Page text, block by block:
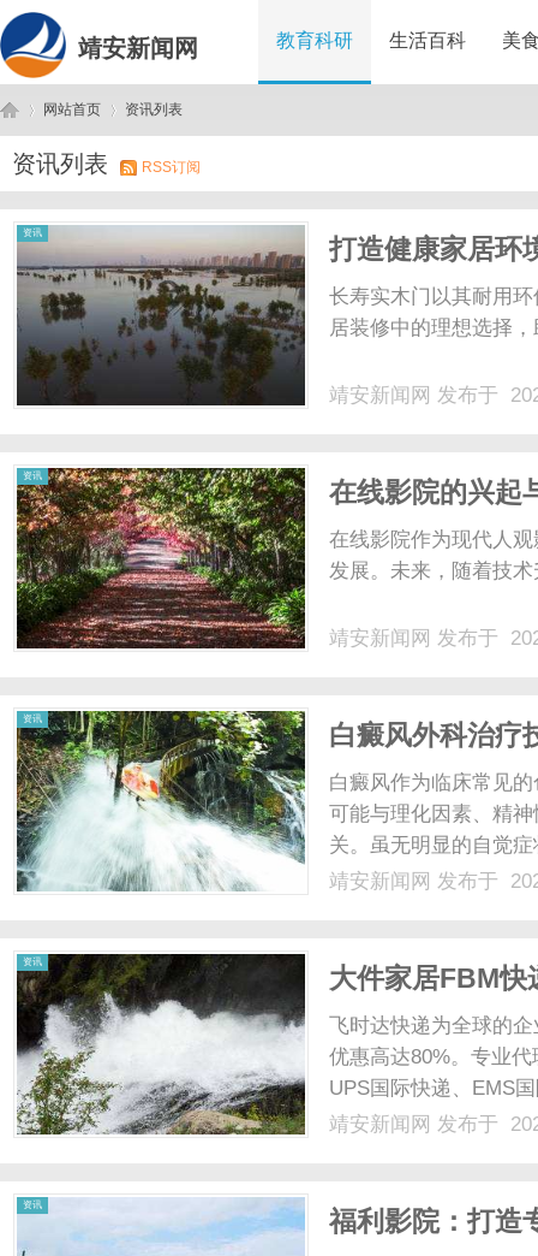
靖安新闻网 教育科研 生活百科 美
靖 ›
网站首页
›
资讯列表
资讯列表 RSS订阅
资讯
打造健康家居环
析
长寿实木门以其耐用
居装修中的理想选择
靖安新闻网 发布于
资讯
在线影院的兴起
在线影院作为现代人
发展。未来，随着技
靖安新闻网 发布于
资讯
白癜风外科治疗
仪临床应用综述
白癜风作为临床常见
可能与理化因素、精
关。虽无明显的自觉
诊疗共识（2024版）
靖安新闻网 发布于
资讯
大件家居FBM快
划分-寄国际快
飞时达快递为全球的
优惠高达80%。专业
UPS国际快递、EMS
业务。大件家居FBM
靖安新闻网 发布于
资讯
福利影院：打造